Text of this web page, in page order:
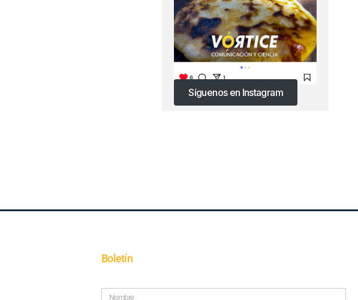
Síguenos en Instagram
Boletín